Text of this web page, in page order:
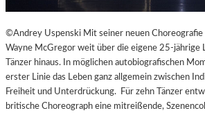
©Andrey Uspenski Mit seiner neuen Choreografie
Wayne McGregor weit über die eigene 25-jährige
Tänzer hinaus. In möglichen autobiografischen
erster Linie das Leben ganz allgemein zwischen
Freiheit und Unterdrückung. Für zehn Tänzer
britische Choreograph eine mitreißende,